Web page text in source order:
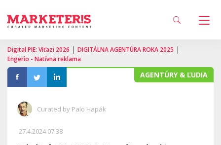
Digital PIE: Víťazi 2026 | DIGITÁLNA AGENTÚRA ROKA 2025 |
Engerio - Natívna reklama
AGENTÚRY & ĽUDIA
Curated by Palo Hapák
27.4.2024 07:38